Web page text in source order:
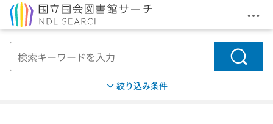
メ
検索
絞り込み条件